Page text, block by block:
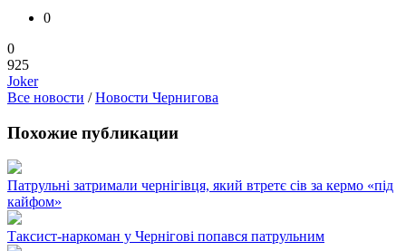
0
0
925
Joker
Все новости /Новости Чернигова
Похожие публикации
Патрульні затримали чернігівця, який втретє сів за кермо «під
кайфом»
Таксист-наркоман у Чернігові попався патрульним